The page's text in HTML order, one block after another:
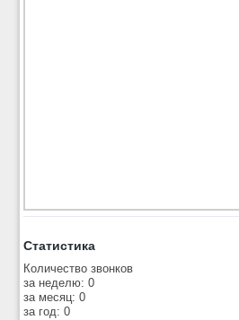
Статистика
Количество звонков
за неделю: 0
за месяц: 0
за год: 0